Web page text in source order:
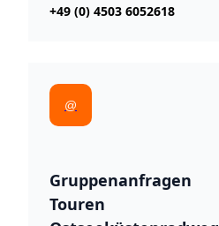
+49 (0) 4503 6052618
@
Gruppenanfragen
Touren